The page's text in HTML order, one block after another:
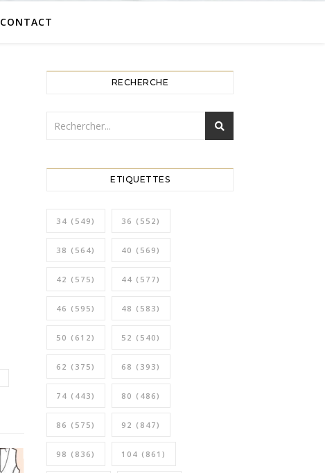
CONTACT
RECHERCHE
ETIQUETTES
34 (549) 36 (552)
38 (564) 40 (569)
42 (575) 44 (577)
46 (595) 48 (583)
50 (612) 52 (540)
62 (375) 68 (393)
74 (443) 80 (486)
86 (575) 92 (847)
98 (836) 104 (861)